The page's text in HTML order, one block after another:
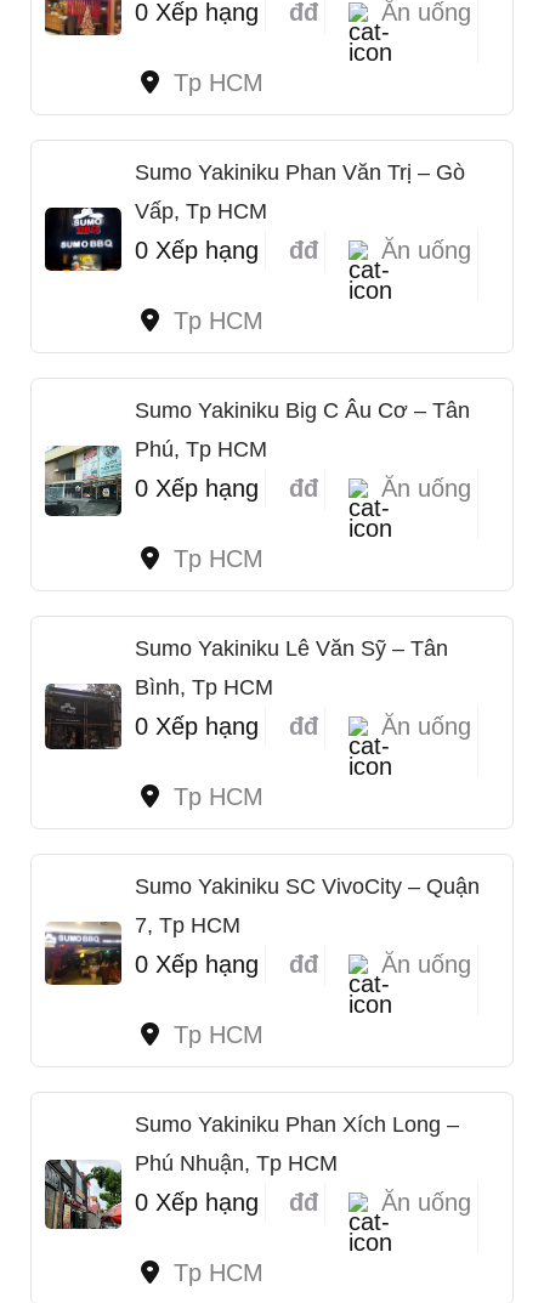
0 Xếp hạng đđ Ăn uống
Tp HCM
Sumo Yakiniku Phan Văn Trị – Gò
Vấp, Tp HCM
0 Xếp hạng đđ Ăn uống
Tp HCM
Sumo Yakiniku Big C Âu Cơ – Tân
Phú, Tp HCM
0 Xếp hạng đđ Ăn uống
Tp HCM
Sumo Yakiniku Lê Văn Sỹ – Tân
Bình, Tp HCM
0 Xếp hạng đđ Ăn uống
Tp HCM
Sumo Yakiniku SC VivoCity – Quận
7, Tp HCM
0 Xếp hạng đđ Ăn uống
Tp HCM
Sumo Yakiniku Phan Xích Long –
Phú Nhuận, Tp HCM
0 Xếp hạng đđ Ăn uống
Tp HCM